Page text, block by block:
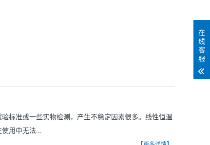
标准或一些实物检测，产生不稳定因素很多。线性恒温
用中无法...
在
线
客
服